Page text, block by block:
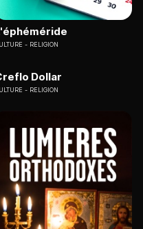
RELIGION
Dollar
RELIGION